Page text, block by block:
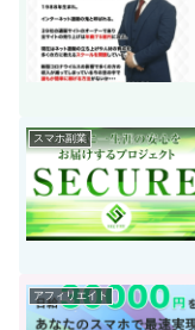
スマホ副業
アフィリエイト